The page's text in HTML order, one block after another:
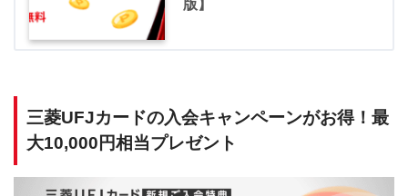
版】
三菱UFJカードの入会キャンペーンがお得！最
大10,000円相当プレゼント